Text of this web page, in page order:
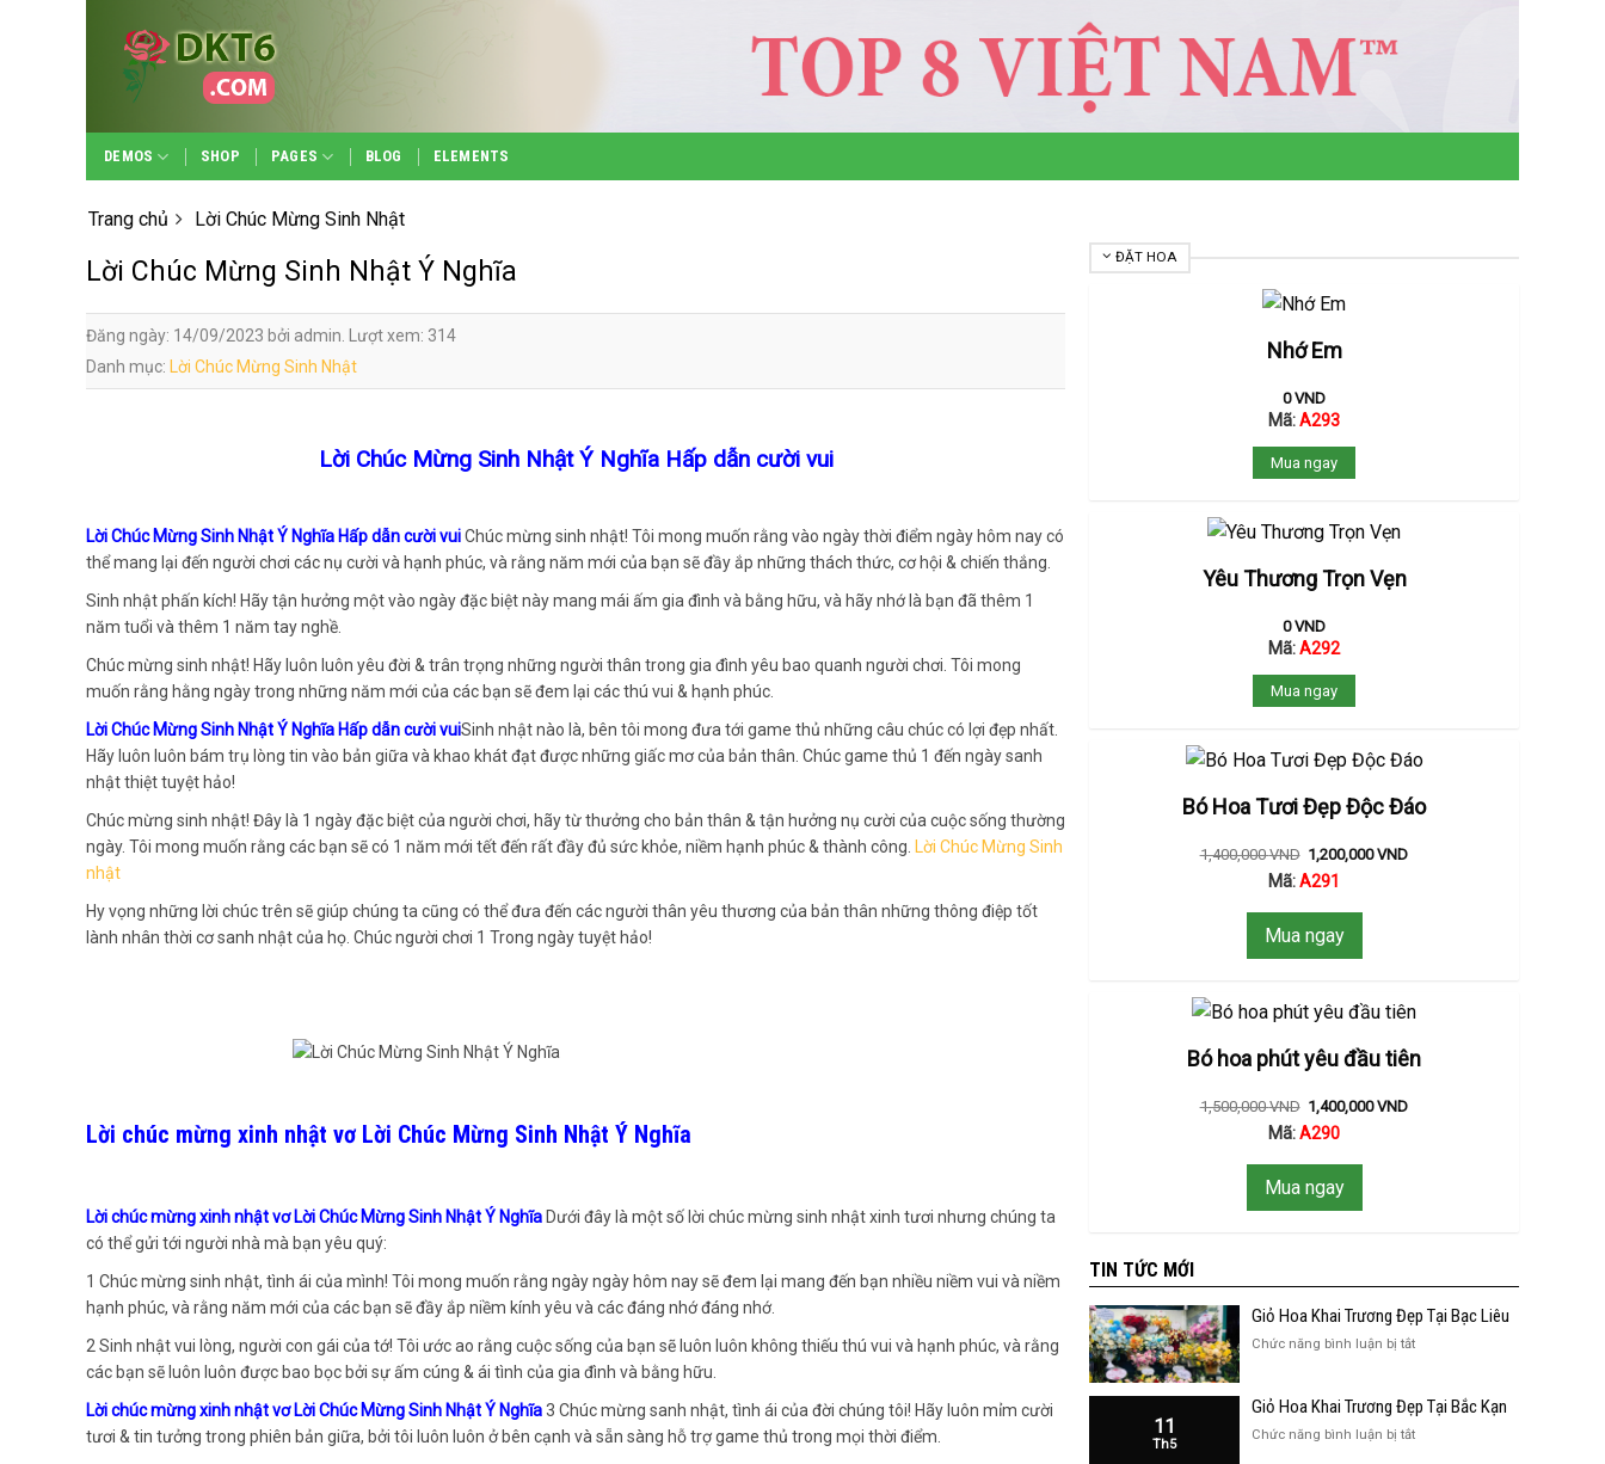
content
DEMOS SHOP PAGES BLOG ELEMENTS
Trang chủ Lời Chúc Mừng Sinh Nhật
Lời Chúc Mừng Sinh Nhật Ý Nghĩa
Đăng ngày: 14/09/2023 bởi admin. Lượt xem: 314
Danh mục: Lời Chúc Mừng Sinh Nhật
Lời Chúc Mừng Sinh Nhật Ý Nghĩa Hấp dẫn cười vui
Lời Chúc Mừng Sinh Nhật Ý Nghĩa Hấp dẫn cười vuiChúc mừng sinh nhật! Tôi mong muốn rằng vào ngày thời điểm ngày hôm nay có
thể mang lại đến người chơi các nụ cười và hạnh phúc, và rằng năm mới của bạn sẽ đầy ắp những thách thức, cơ hội & chiến thắng.
Sinh nhật phấn kích! Hãy tận hưởng một vào ngày đặc biệt này mang mái ấm gia đình và bằng hữu, và hãy nhớ là bạn đã thêm 1
năm tuổi và thêm 1 năm tay nghề.
Chúc mừng sinh nhật! Hãy luôn luôn yêu đời & trân trọng những người thân trong gia đình yêu bao quanh người chơi. Tôi mong
muốn rằng hằng ngày trong những năm mới của các bạn sẽ đem lại các thú vui & hạnh phúc.
Lời Chúc Mừng Sinh Nhật Ý Nghĩa Hấp dẫn cười vuiSinh nhật nào là, bên tôi mong đưa tới game thủ những câu chúc có lợi đẹp nhất.
Hãy luôn luôn bám trụ lòng tin vào bản giữa và khao khát đạt được những giấc mơ của bản thân. Chúc game thủ 1 đến ngày sanh
nhật thiệt tuyệt hảo!
Chúc mừng sinh nhật! Đây là 1 ngày đặc biệt của người chơi, hãy từ thưởng cho bản thân & tận hưởng nụ cười của cuộc sống thường
ngày. Tôi mong muốn rằng các bạn sẽ có 1 năm mới tết đến rất đầy đủ sức khỏe, niềm hạnh phúc & thành công.
Lời Chúc Mừng Sinh
nhật
Hy vọng những lời chúc trên sẽ giúp chúng ta cũng có thể đưa đến các người thân yêu thương của bản thân những thông điệp tốt
lành nhân thời cơ sanh nhật của họ. Chúc người chơi 1 Trong ngày tuyệt hảo!
Lời chúc mừng xinh nhật vơ Lời Chúc Mừng Sinh Nhật Ý Nghĩa
Lời chúc mừng xinh nhật vơ Lời Chúc Mừng Sinh Nhật Ý Nghĩa Dưới đây là một số lời chúc mừng sinh nhật xinh tươi nhưng chúng ta
có thể gửi tới người nhà mà bạn yêu quý:
1 Chúc mừng sinh nhật, tình ái của mình! Tôi mong muốn rằng ngày ngày hôm nay sẽ đem lại mang đến bạn nhiều niềm vui và niềm
hạnh phúc, và rằng năm mới của các bạn sẽ đầy ắp niềm kính yêu và các đáng nhớ đáng nhớ.
2 Sinh nhật vui lòng, người con gái của tớ! Tôi ước ao rằng cuộc sống của bạn sẽ luôn luôn không thiếu thú vui và hạnh phúc, và rằng
các bạn sẽ luôn luôn được bao bọc bởi sự ấm cúng & ái tình của gia đình và bằng hữu.
Lời chúc mừng xinh nhật vơ Lời Chúc Mừng Sinh Nhật Ý Nghĩa3 Chúc mừng sanh nhật, tình ái của đời chúng tôi! Hãy luôn mỉm cười
tươi & tin tưởng trong phiên bản giữa, bởi tôi luôn luôn ở bên cạnh và sẵn sàng hỗ trợ game thủ trong mọi thời điểm.
ĐẶT HOA
Nhớ Em
0VND
Mã:A293
Mua ngay
Yêu Thương Trọn Vẹn
0VND
Mã:A292
Mua ngay
Bó Hoa Tươi Đẹp Độc Đáo
1,400,000VND 1,200,000VND
Mã:A291
Mua ngay
Bó hoa phút yêu đầu tiên
1,500,000VND 1,400,000VND
Mã:A290
Mua ngay
TIN TỨC MỚI
Giỏ Hoa Khai Trương Đẹp Tại Bạc Liêu
Chức năng bình luận bị tắtở
Khai
Đẹp
11
Th5
Giỏ Hoa Khai Trương Đẹp Tại Bắc Kạn
Chức năng bình luận bị tắtở